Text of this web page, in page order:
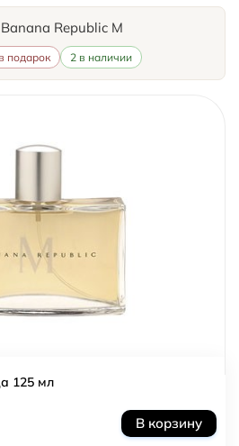
Republic M
подарок 2 в наличии
125 мл
В корзину